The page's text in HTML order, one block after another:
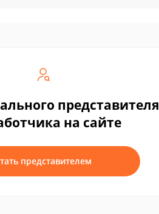
представителя
на сайте
представителем